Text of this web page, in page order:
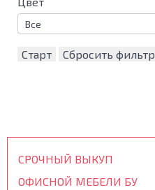
Старт Сбросить фильтр
СРОЧНЫЙ ВЫКУП
ОФИСНОЙ МЕБЕЛИ БУ